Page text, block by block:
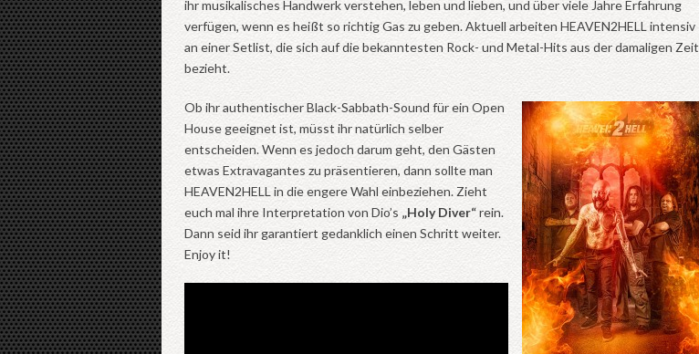
ihr musikalisches Handwerk verstehen, leben und lieben, und über viele Jahre Erfahrung
verfügen, wenn es heißt so richtig Gas zu geben. Aktuell arbeiten HEAVEN2HELL intensiv
an einer Setlist, die sich auf die bekanntesten Rock- und Metal-Hits aus der damaligen Zeit
bezieht.
Ob ihr authentischer Black-Sabbath-Sound für ein Open
House geeignet ist, müsst ihr natürlich selber
entscheiden. Wenn es jedoch darum geht, den Gästen
etwas Extravagantes zu präsentieren, dann sollte man
HEAVEN2HELL in die engere Wahl einbeziehen. Zieht
euch mal ihre Interpretation von Dio’s „Holy Diver“rein.
Dann seid ihr garantiert gedanklich einen Schritt weiter.
Enjoy it!